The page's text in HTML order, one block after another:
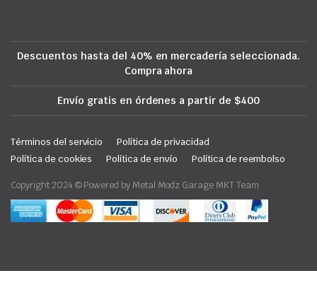
Descuentos hasta del 40% en mercadería seleccionada.
Compra ahora
Envío gratis en órdenes a partir de $400
Términos del servicio
Política de privacidad
Política de cookies
Política de envío Política de reembolso
Copyright 2024 © Powered by Metal Modz Garage MKT Team